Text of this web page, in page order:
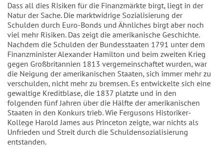
Dass all dies Risiken für die Finanzmärkte birgt, liegt in der
Natur der Sache. Die marktwidrige Sozialisierung der
Schulden durch Euro-Bonds und Ähnliches birgt aber noch
viel mehr Risiken. Das zeigt die amerikanische Geschichte.
Nachdem die Schulden der Bundesstaaten 1791 unter dem
Finanzminister Alexander Hamilton und beim zweiten Krieg
gegen Großbritannien 1813 vergemeinschaftet wurden, war
die Neigung der amerikanischen Staaten, sich immer mehr zu
verschulden, nicht mehr zu bremsen. Es entwickelte sich eine
gewaltige Kreditblase, die 1837 platzte und in den
folgenden fünf Jahren über die Hälfte der amerikanischen
Staaten in den Konkurs trieb. Wie Fergusons Historiker-
Kollege Harold James aus Princeton zeigte, war nichts als
Unfrieden und Streit durch die Schuldensozialisierung
entstanden.